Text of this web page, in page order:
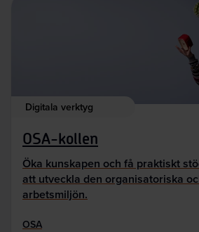
Digitala verktyg
OSA-kollen
Öka kunskapen och få praktiskt
att utveckla den organisatoriska
arbetsmiljön.
OSA